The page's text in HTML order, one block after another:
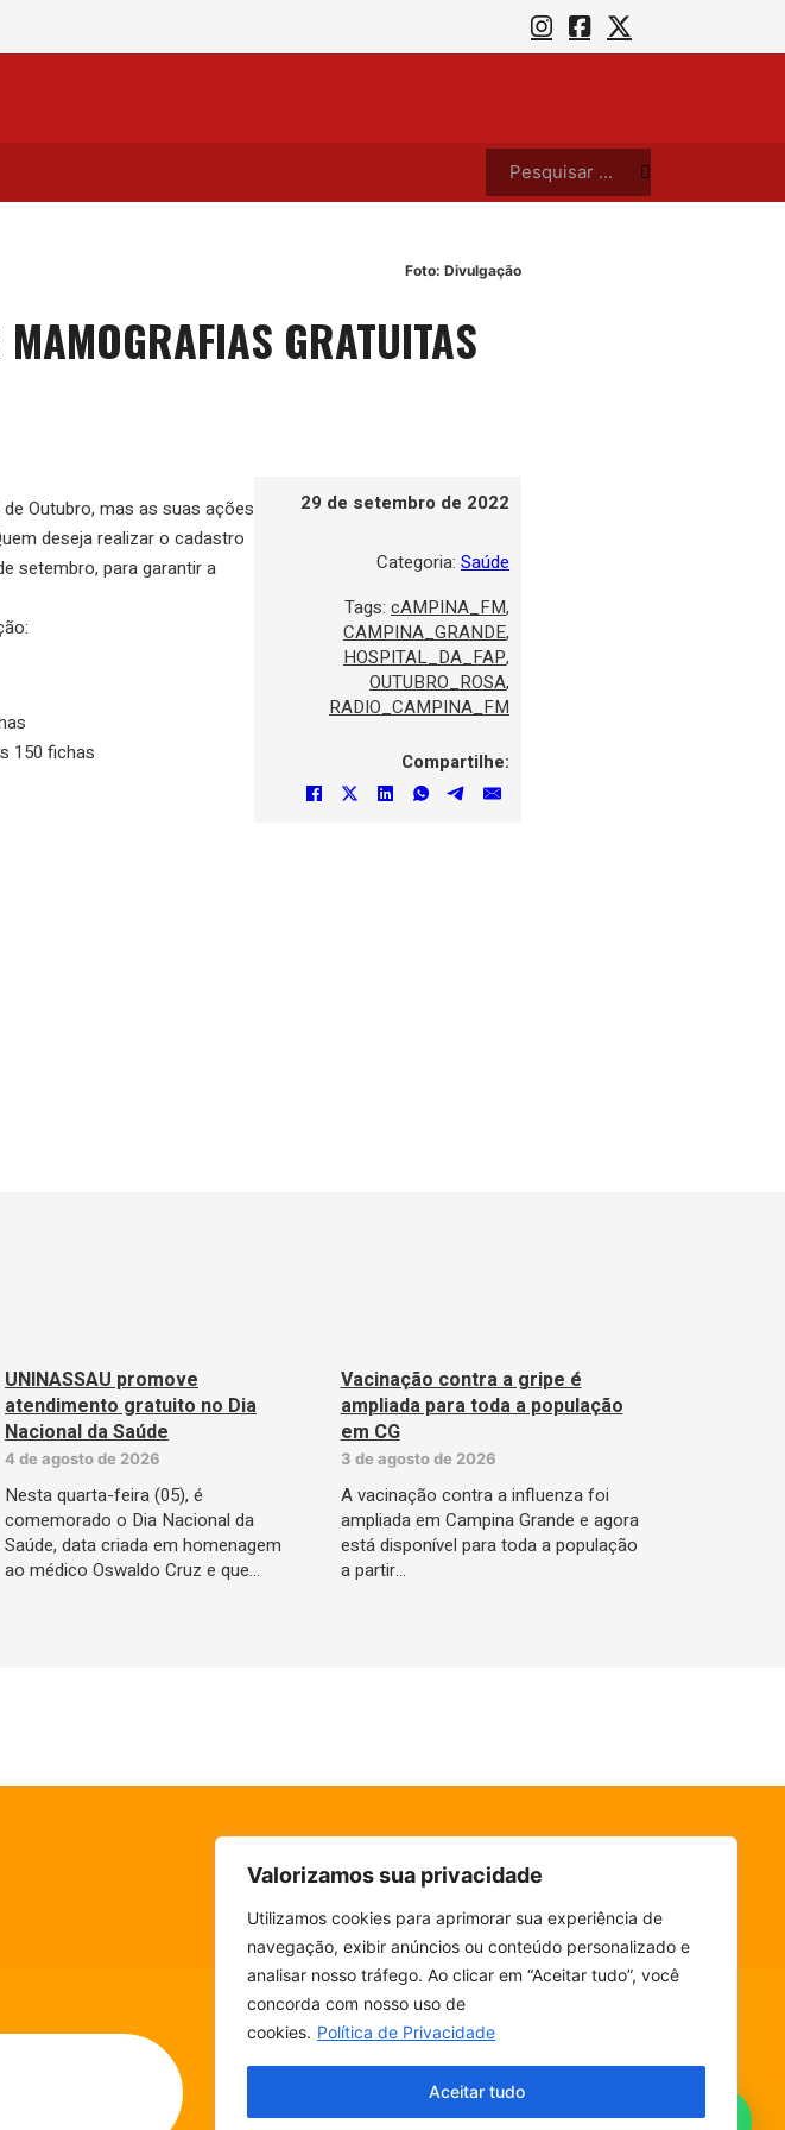
Valorizamos sua privacidade
Utilizamos cookies para aprimorar sua experiência de
navegação, exibir anúncios ou conteúdo personalizado e
analisar nosso tráfego. Ao clicar em “Aceitar tudo”, você
concorda com nosso uso de
cookies. Política de Privacidade
Aceitar tudo
The Vintage e Banda Nath se apresentam no London Pub, neste sábado (8)
Pesquisar ...
ESCUTE SEM PARAR! BAIXE O NOSSO APP.
Foto: Divulgação
GRATUITAS
Outubro, mas as suas ações
deseja realizar o cadastro
setembro, para garantir a
150 fichas
29 de setembro de 2022
Categoria: Saúde
Tags: cAMPINA_FM,
CAMPINA_GRANDE,
HOSPITAL_DA_FAP,
OUTUBRO_ROSA,
RADIO_CAMPINA_FM
Compartilhe:
UNINASSAU promove
atendimento gratuito no Dia
Nacional da Saúde
4 de agosto de 2026
Nesta quarta-feira (05), é
comemorado o Dia Nacional da
Saúde, data criada em homenagem
ao médico Oswaldo Cruz e que…
Vacinação contra a gripe é
ampliada para toda a população
em CG
3 de agosto de 2026
A vacinação contra a influenza foi
ampliada em Campina Grande e agora
está disponível para toda a população
a partir…
💬Fala, ouvinte!